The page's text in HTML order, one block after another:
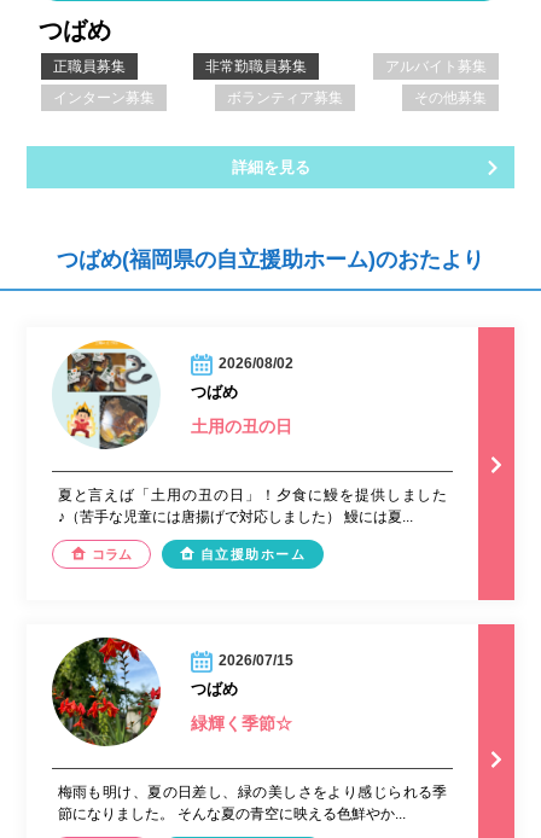
つばめ
正職員募集 非常勤職員募集
アルバイト募集
インターン募集
ボランティア募集 その他募集
詳細を見る
つばめ(福岡県の自立援助ホーム)のおたより
2026/08/02
つばめ
土用の丑の日
夏と言えば「土用の丑の日」！夕食に鰻を提供しました
♪（苦手な児童には唐揚げで対応しました） 鰻には夏...
コラム 自立援助ホーム
2026/07/15
つばめ
緑輝く季節☆
梅雨も明け、夏の日差し、緑の美しさをより感じられる季
節になりました。 そんな夏の青空に映える色鮮やか...